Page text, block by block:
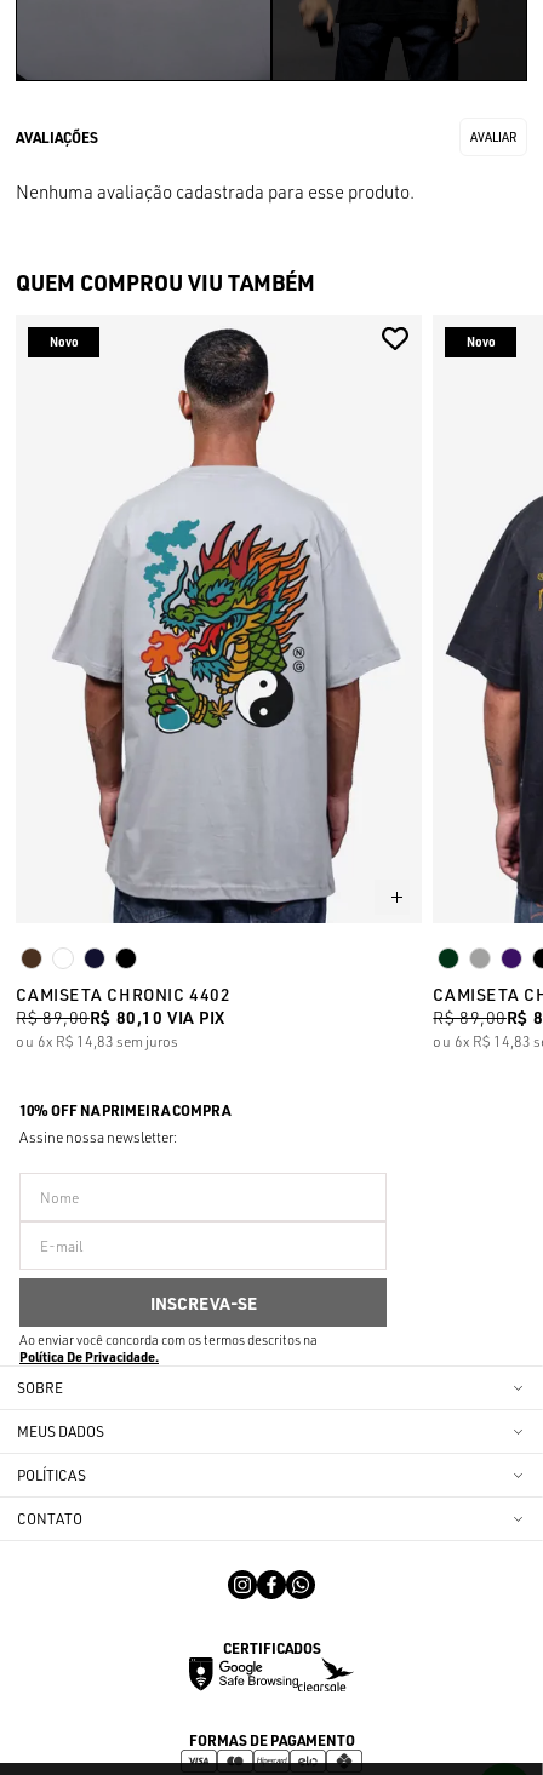
Nenhuma avaliação cadastrada para esse produto.
QUEM COMPROU VIU TAMBÉM
Novo
CAMISETA CHRONIC 4402
R$ 80,10 VIA PIX
R$ 89,00
6x R$ 14,83 sem juros
Novo
CAMISETA
R$
R$ 89,00
6x R$ 14,83
10% OFF NA PRIMEIRA COMPRA
Assine nossa newsletter:
Ao enviar você concorda com os termos descritos na
Política De Privacidade
SOBRE
MEUS DADOS
POLÍTICAS
CONTATO
CERTIFICADOS
FORMAS DE PAGAMENTO